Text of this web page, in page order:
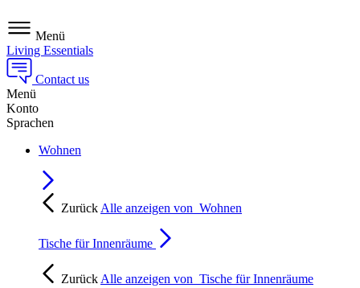
Menü
Living Essentials
Contact us
Menü
Konto
Sprachen
Wohnen
Zurück Alle anzeigen von Wohnen
Tische für Innenräume
Zurück Alle anzeigen von Tische für Innenräume